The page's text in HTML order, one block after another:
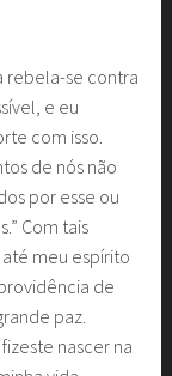
rebela-se contra
e eu
com isso.
de nós não
por esse ou
Com tais
meu espírito
de
paz.
nascer na